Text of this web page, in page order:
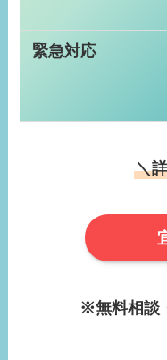
緊急対応
＼
※無料相談